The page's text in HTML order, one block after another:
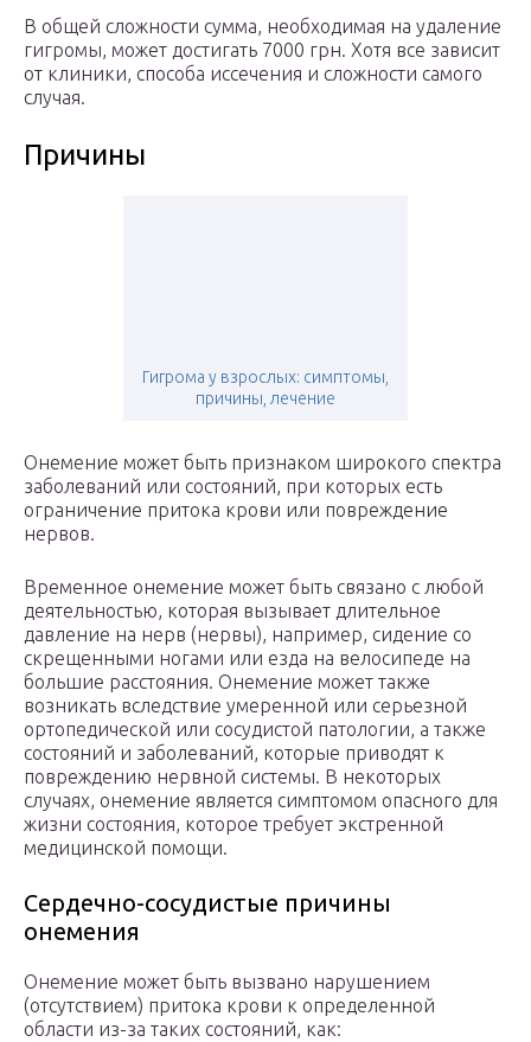
В общей сложности сумма, необходимая на удаление
гигромы, может достигать 7000 грн. Хотя все зависит
от клиники, способа иссечения и сложности самого
случая.
Причины
Гигрома у взрослых: симптомы,
причины, лечение
Онемение может быть признаком широкого спектра
заболеваний или состояний, при которых есть
ограничение притока крови или повреждение
нервов.
Временное онемение может быть связано с любой
деятельностью, которая вызывает длительное
давление на нерв (нервы), например, сидение со
скрещенными ногами или езда на велосипеде на
большие расстояния. Онемение может также
возникать вследствие умеренной или серьезной
ортопедической или сосудистой патологии, а также
состояний и заболеваний, которые приводят к
повреждению нервной системы. В некоторых
случаях, онемение является симптомом опасного для
жизни состояния, которое требует экстренной
медицинской помощи.
Сердечно-сосудистые причины
онемения
Онемение может быть вызвано нарушением
(отсутствием) притока крови к определенной
области из-за таких состояний, как: